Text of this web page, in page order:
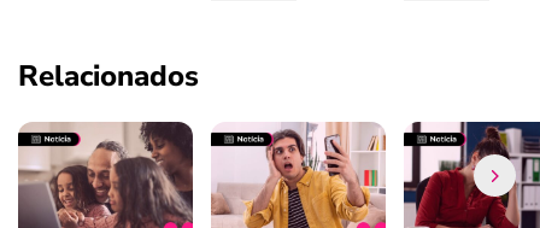
Relacionados